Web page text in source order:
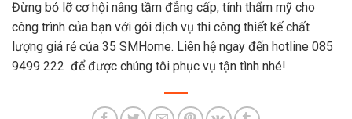
Đừng bỏ lỡ cơ hội nâng tầm đẳng cấp, tính thẩm mỹ cho
công trình của bạn với gói dịch vụ thi công thiết kế chất
lượng giá rẻ của 35 SMHome. Liên hệ ngay đến hotline 085
9499 222 để được chúng tôi phục vụ tận tình nhé!